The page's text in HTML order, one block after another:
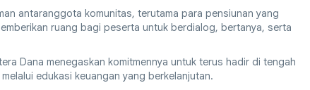
antaranggota komunitas, terutama para pensiunan yang
ruang bagi peserta untuk berdialog, bertanya, serta
Dana menegaskan komitmennya untuk terus hadir di tengah
edukasi keuangan yang berkelanjutan.